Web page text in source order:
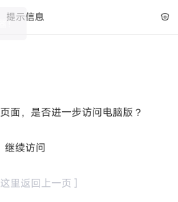
提示信息
面，是否进一步访问电脑版？
继续访问
里返回上一页 ]
！